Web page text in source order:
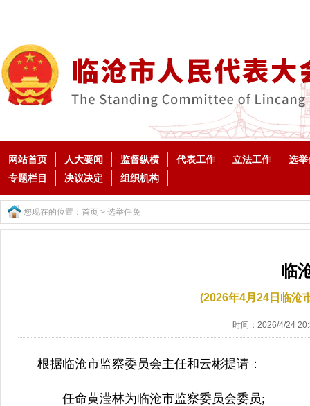
网站首页 人大要闻 监督纵横 代表工作 立法工作
选举
专题栏目
决议决定 组织机构
您现在的位置： 首页 > 选举任免
临
(2026年4月24日临沧
时间：2026/4/24
根据临沧市监察委员会主任和云彬提请：
任命黄滢林为临沧市监察委员会委员;